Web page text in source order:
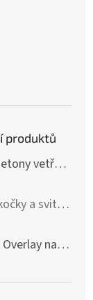
produktů
Nemesis - Kryty na žetony vetřelců (varianty i pro rozšíření / Lockdown)
hvězdiček.
a svitolam
hvězdiček.
Mars: Teraformace - Overlay na destičky kolonií
hvězdiček.